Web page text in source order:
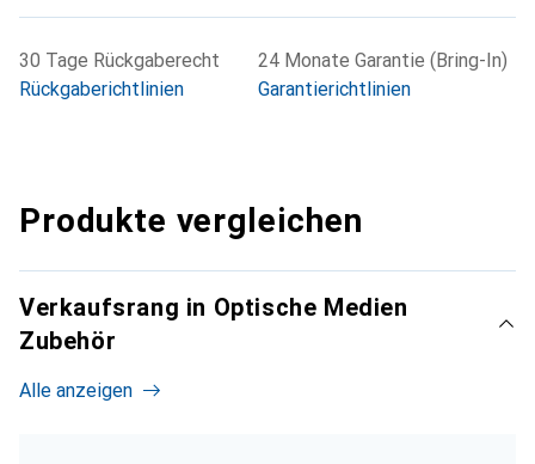
30 Tage Rückgaberecht
Rückgaberichtlinien
24 Monate Garantie (Bring-In)
Garantierichtlinien
Produkte vergleichen
Verkaufsrang in Optische Medien
Zubehör
Alle anzeigen